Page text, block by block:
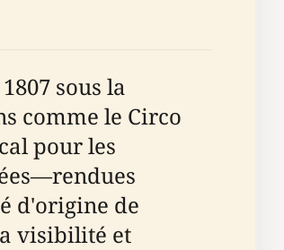
sous la
comme le Circo
pour les
d'origine de
visibilité et